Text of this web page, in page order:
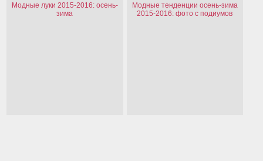
Модные луки 2015-2016: осень-
зима
Модные тенденции осень-зима
2015-2016: фото с подиумов